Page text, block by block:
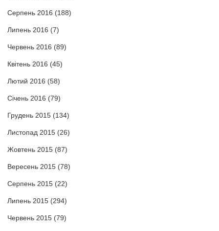
Серпень 2016 (188)
Липень 2016 (7)
Червень 2016 (89)
Квітень 2016 (45)
Лютий 2016 (58)
Січень 2016 (79)
Грудень 2015 (134)
Листопад 2015 (26)
Жовтень 2015 (87)
Вересень 2015 (78)
Серпень 2015 (22)
Липень 2015 (294)
Червень 2015 (79)